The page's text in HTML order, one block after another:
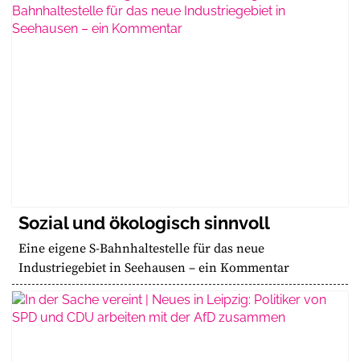
Sozial und ökologisch sinnvoll
Eine eigene S-Bahnhaltestelle für das neue
Industriegebiet in Seehausen – ein Kommentar